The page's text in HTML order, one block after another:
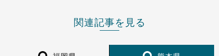
関連記事を見る